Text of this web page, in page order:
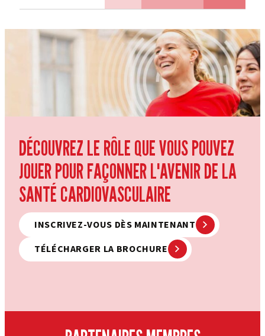
DÉCOUVREZ LE RÔLE QUE VOUS POUVEZ
JOUER POUR FAÇONNER L'AVENIR DE LA
SANTÉ CARDIOVASCULAIRE
INSCRIVEZ-VOUS DÈS MAINTENANT
TÉLÉCHARGER LA BROCHURE